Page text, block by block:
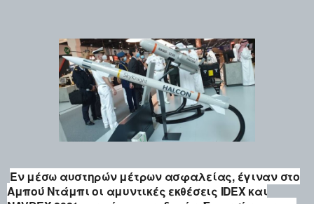
Εν μέσω αυστηρών μέτρων ασφαλείας, έγιναν στο
Αμπού Ντάμπι οι αμυντικές εκθέσεις IDEX και